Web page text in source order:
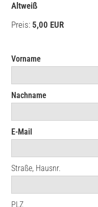
Altweiß
Preis: 5,00 EUR
Vorname
Nachname
E-Mail
Straße, Hausnr.
PLZ